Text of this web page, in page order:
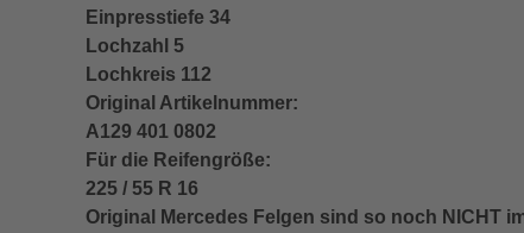
Einpresstiefe 34
Lochzahl 5
Lochkreis 112
Original Artikelnummer:
A129 401 0802
Für die Reifengröße:
225 / 55 R 16
Original Mercedes Felgen sind so noch NICHT